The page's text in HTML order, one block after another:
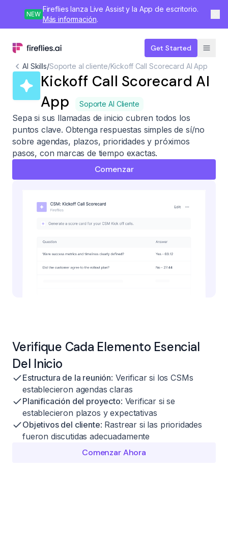
NEW
Fireflies lanza Live Assist y la App de escritorio.
Más información.
Get Started
AI Skills/Soporte al cliente/Kickoff Call Scorecard AI App
Kickoff Call Scorecard AI
App
Soporte Al Cliente
Sepa si sus llamadas de inicio cubren todos los
puntos clave. Obtenga respuestas simples de sí/no
sobre agendas, plazos, prioridades y próximos
pasos, con marcas de tiempo exactas.
Comenzar
Verifique Cada Elemento Esencial
Del Inicio
Estructura de la reunión: Verificar si los CSMs
establecieron agendas claras
Planificación del proyecto: Verificar si se
establecieron plazos y expectativas
Objetivos del cliente: Rastrear si las prioridades
fueron discutidas adecuadamente
Comenzar Ahora